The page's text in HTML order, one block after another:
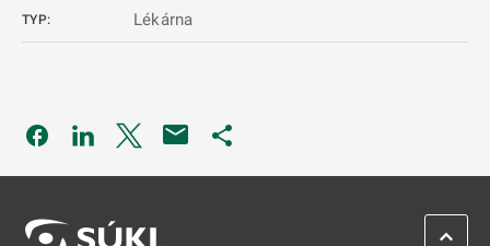
TYP: Lékárna
Odkaz se otevře na nové kartě
Odkaz se otevře na nové kartě
Odkaz se otevře na nové kartě
ZPĚT